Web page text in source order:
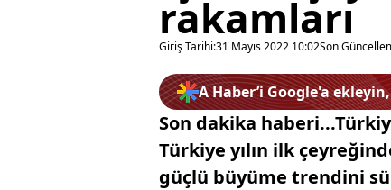
rakamları
Giriş Tarihi:31 Mayıs 2022 10:02Son
A Haber’i Google'a
Son dakika
Türkiye yılın ilk
güçlü büyüme trendini